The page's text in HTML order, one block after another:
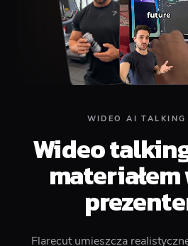
WIDEO AI TALKING
Wideo
Flarecut umieszcza